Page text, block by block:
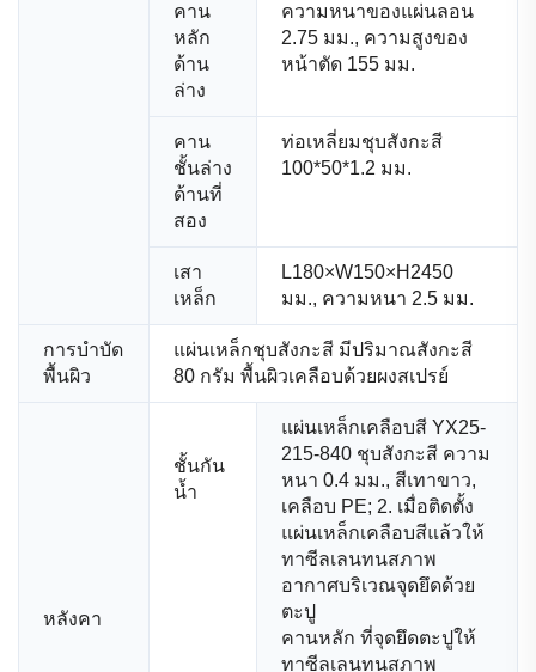
คาน
หลัก
ด้าน
ล่าง
ความหนาของแผ่นลอน
2.75 มม., ความสูงของ
หน้าตัด 155 มม.
คาน
ชั้นล่าง
ด้านที่
สอง
ท่อเหลี่ยมชุบสังกะสี
100*50*1.2 มม.
เสา
เหล็ก
L180×W150×H2450
มม., ความหนา 2.5 มม.
การบำบัด
พื้นผิว
แผ่นเหล็กชุบสังกะสี มีปริมาณสังกะสี
80 กรัม พื้นผิวเคลือบด้วยผงสเปรย์
หลังคา
ชั้นกัน
น้ำ
แผ่นเหล็กเคลือบสี YX25-
215-840 ชุบสังกะสี ความ
หนา 0.4 มม., สีเทาขาว,
เคลือบ PE; 2. เมื่อติดตั้ง
แผ่นเหล็กเคลือบสีแล้วให้
ทาซีลเลนทนสภาพ
อากาศบริเวณจุดยึดด้วย
ตะปู
คานหลัก ที่จุดยึดตะปูให้
ทาซีลเลนทนสภาพ